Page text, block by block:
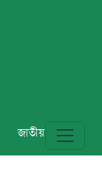
জাতীয় বিশ্ব